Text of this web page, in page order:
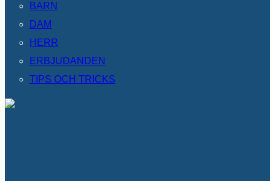
BARN
DAM
HERR
ERBJUDANDEN
TIPS OCH TRICKS